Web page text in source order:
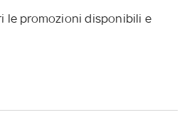
le promozioni disponibili e